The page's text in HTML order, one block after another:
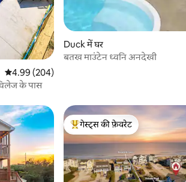
औसत रेटिंग 5 में से 4.99, 204 समीक्षाएँ
4.99 (204)
के पास
Duck में घर
बतख माउंटेन ध्वनि अनदेखी
गेस्ट्स का टॉप फ़ेवरेट
गेस्ट्स की फ़ेवरेट